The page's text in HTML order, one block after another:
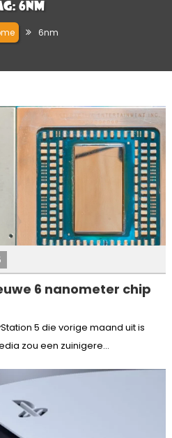
6nm
6nm
6 nanometer chip
5 die vorige maand uit is
zou een zuinigere...